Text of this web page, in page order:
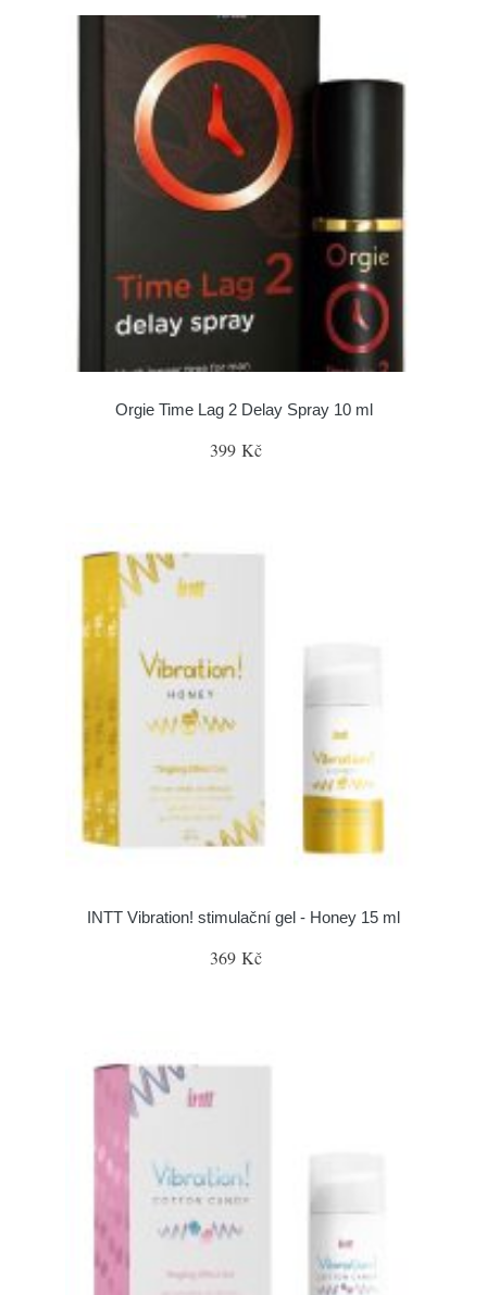
Orgie Time Lag 2 Delay Spray 10 ml
399 Kč
INTT Vibration! stimulační gel - Honey 15 ml
369 Kč